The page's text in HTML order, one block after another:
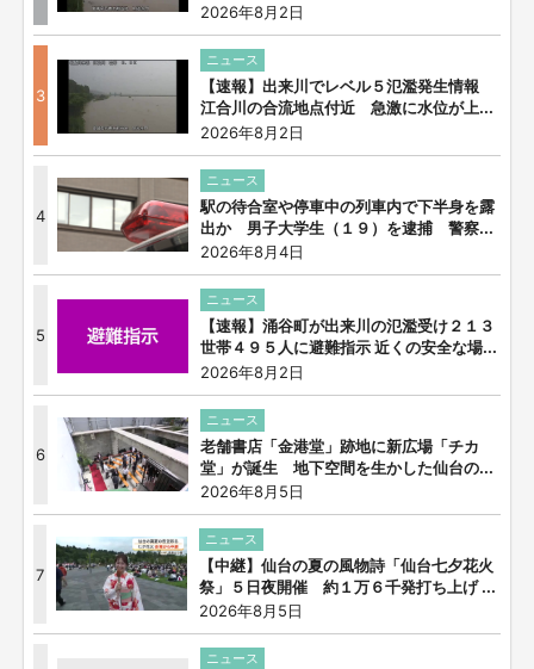
2026年8月2日
3
ニュース
【速報】出来川でレベル５氾濫発生情報
江合川の合流地点付近 急激に水位が上...
2026年8月2日
4
ニュース
駅の待合室や停車中の列車内で下半身を露
出か 男子大学生（１９）を逮捕 警察...
2026年8月4日
5
ニュース
【速報】涌谷町が出来川の氾濫受け２１３
世帯４９５人に避難指示 近くの安全な場...
2026年8月2日
6
ニュース
老舗書店「金港堂」跡地に新広場「チカ
堂」が誕生 地下空間を生かした仙台の...
2026年8月5日
7
ニュース
【中継】仙台の夏の風物詩「仙台七夕花火
祭」５日夜開催 約１万６千発打ち上げ ...
2026年8月5日
ニュース